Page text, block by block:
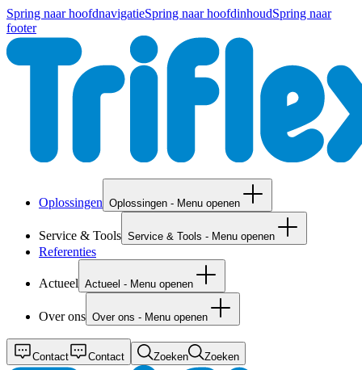
Spring naar hoofdnavigatieSpring naar hoofdinhoudSpring naar
footer
Oplossingen Oplossingen - Menu openen
Service & Tools Service & Tools - Menu openen
Referenties
Actueel Actueel - Menu openen
Over ons Over ons - Menu openen
Contact Contact Zoeken Zoeken